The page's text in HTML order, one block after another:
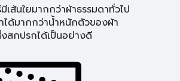
มีเส้นใยมากกว่าผ้าธรรมดาทั่วไป
ได้มากกว่าน้ำหนักตัวของผ้า
สกปรกได้เป็นอย่างดี